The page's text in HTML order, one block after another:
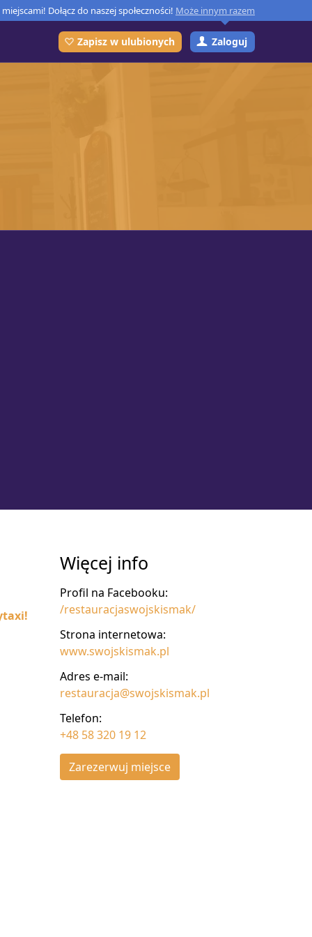
Dołącz do naszej społeczności! Może innym razem
Zaloguj
Więcej info
Profil na Facebooku:
/restauracjaswojskismak/
Strona internetowa:
www.swojskismak.pl
Adres e-mail:
restauracja@swojskismak.pl
Telefon:
+48 58 320 19 12
Zarezerwuj miejsce